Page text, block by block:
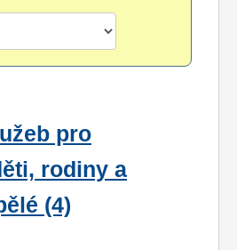
pro
rodiny a
(4)